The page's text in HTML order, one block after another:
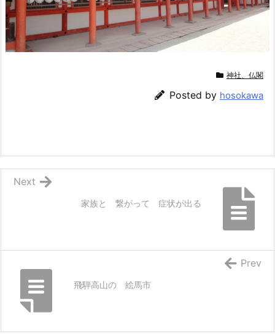
神社、仏閣
Posted by hosokawa
家族と 繋がって 症状が出る
Next
飛騨高山の 絵馬市
Prev